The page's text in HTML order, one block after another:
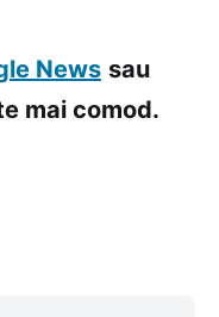
News sau
mai comod.